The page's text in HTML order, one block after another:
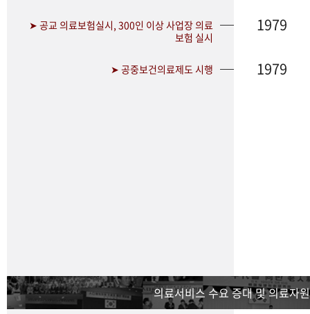
➤ 공교 의료보험실시, 300인 이상 사업장 의료
보험 실시
1979
➤ 공중보건의료제도 시행 1979
의료서비스 수요 증대 및 의료자